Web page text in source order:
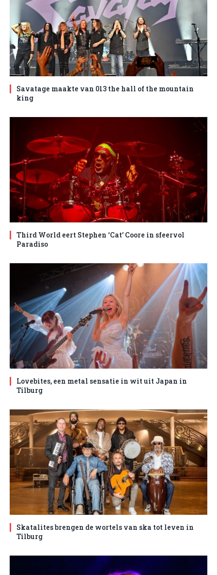
Savatage maakte van 013 the hall of the mountain
king
Third World eert Stephen ‘Cat’ Coore in sfeervol
Paradiso
Lovebites, een metal sensatie in wit uit Japan in
Tilburg
Skatalites brengen de wortels van ska tot leven in
Tilburg